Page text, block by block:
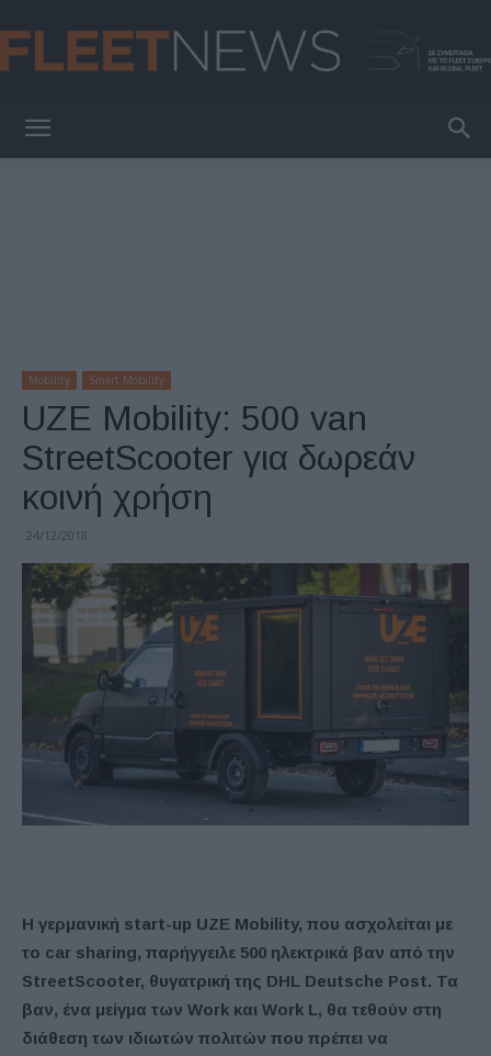
Mobility Smart Mobility
UZE Mobility: 500 van
StreetScooter για δωρεάν
κοινή χρήση
24/12/2018
Η γερμανική start-up UZE Mobility, που ασχολείται με
το car sharing, παρήγγειλε 500 ηλεκτρικά βαν από την
StreetScooter, θυγατρική της DHL Deutsche Post. Τα
βαν, ένα μείγμα των Work και Work L, θα τεθούν στη
διάθεση των ιδιωτών πολιτών που πρέπει να